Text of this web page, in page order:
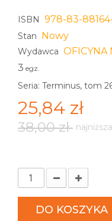
ISBN 978-83-
Stan Nowy
Wydawca OFICYNA
3 egz.
Seria: Terminus, tom
25,84 zł
38,00 zł
DO KOSZYKA